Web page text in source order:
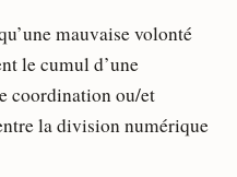
mauvaise volonté
le cumul d’une
coordination ou/et
la division numérique